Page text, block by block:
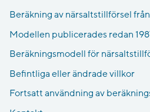
Beräkning av närsaltstillförsel
Modellen publicerades redan
Beräkningsmodell för
Befintliga eller ändrade villkor
Fortsatt användning av